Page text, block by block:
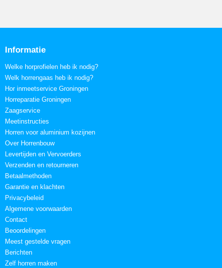
Informatie
Welke horprofielen heb ik nodig?
Welk horrengaas heb ik nodig?
Hor inmeetservice Groningen
Horreparatie Groningen
Zaagservice
Meetinstructies
Horren voor aluminium kozijnen
Over Horrenbouw
Levertijden en Vervoerders
Verzenden en retourneren
Betaalmethoden
Garantie en klachten
Privacybeleid
Algemene voorwaarden
Contact
Beoordelingen
Meest gestelde vragen
Berichten
Zelf horren maken